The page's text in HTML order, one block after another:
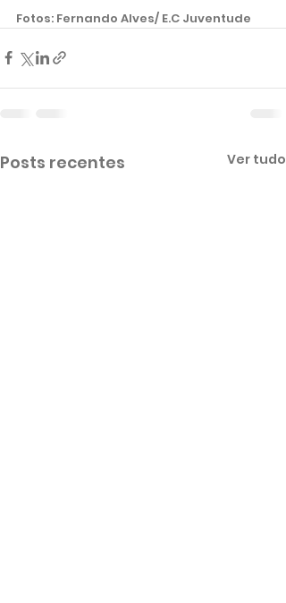
Fotos: Fernando Alves/ E.C Juventude
Posts recentes Ver tudo